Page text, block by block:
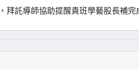
託導師協助提醒貴班學藝股長補完